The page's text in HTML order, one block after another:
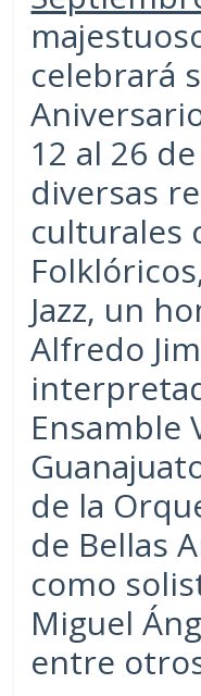
celebrará
12 al 26
diversas
culturales
Jazz, un
Alfredo
Ensamble
de la
de Bellas
como
Miguel
entre